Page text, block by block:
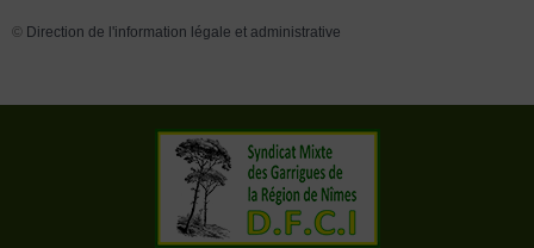
© Direction de l'information légale et administrative